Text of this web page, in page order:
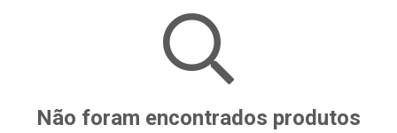
Não foram encontrados produtos